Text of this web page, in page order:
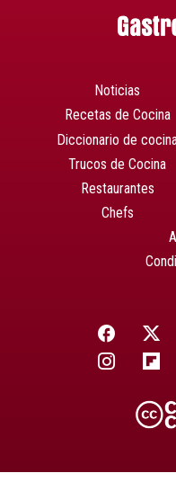
Noticias
Recetas de Cocina
Diccionario de
Trucos de Cocina
Restaurantes
Chefs